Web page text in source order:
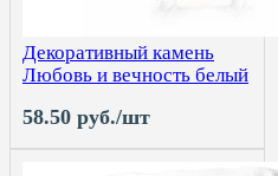
Декоративный камень
Любовь и вечность белый
58.50 руб./шт